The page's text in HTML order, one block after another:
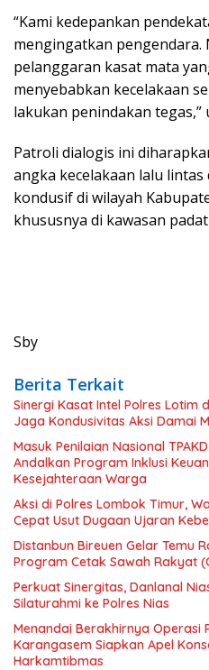
“Kami kedepankan
mengingatkan pengendara.
pelanggaran kasat mata
menyebabkan kecelakaan
lakukan penindakan tegas,”
Patroli dialogis ini
angka kecelakaan lalu
kondusif di wilayah
khususnya di kawasan
Sby
Berita Terkait
Sinergi Kasat Intel Polres Lotim
Jaga Kondusivitas Aksi Damai
Masuk Penilaian Nasional
Andalkan Program Inklusi
Kesejahteraan Warga
Aksi di Polres Lombok Timur,
Cepat Usut Dugaan Ujaran
Distanbun Bireuen Gelar Temu
Program Cetak Sawah Rakyat
Perkuat Sinergitas, Danlanal
Silaturahmi ke Polres Nias
Menandai Berakhirnya Operasi
Karangasem Siapkan Apel
Harkamtibmas